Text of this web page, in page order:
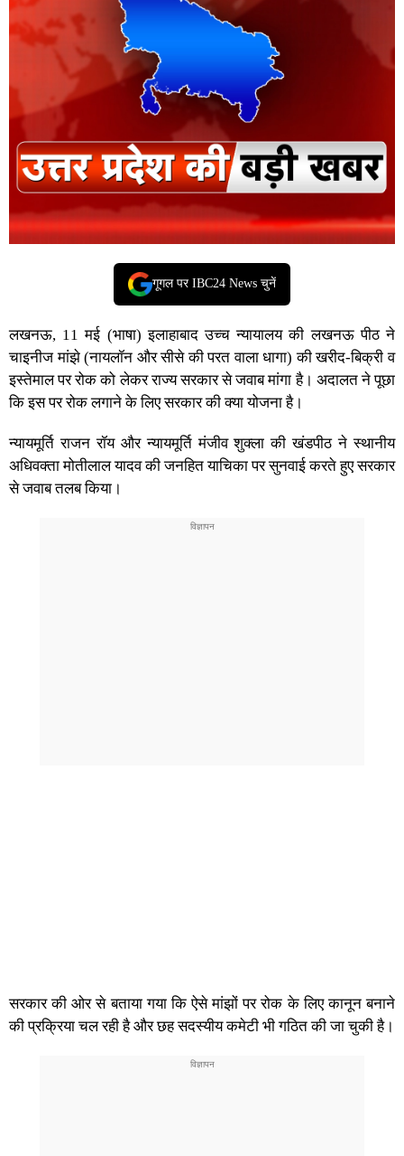
गूगल पर IBC24 News चुनें
लखनऊ, 11 मई (भाषा) इलाहाबाद उच्च न्यायालय की लखनऊ पीठ ने
चाइनीज मांझे (नायलॉन और सीसे की परत वाला धागा) की खरीद-बिक्री व
इस्तेमाल पर रोक को लेकर राज्य सरकार से जवाब मांगा है। अदालत ने पूछा
कि इस पर रोक लगाने के लिए सरकार की क्या योजना है।
न्यायमूर्ति राजन रॉय और न्यायमूर्ति मंजीव शुक्ला की खंडपीठ ने स्थानीय
अधिवक्ता मोतीलाल यादव की जनहित याचिका पर सुनवाई करते हुए सरकार
से जवाब तलब किया।
सरकार की ओर से बताया गया कि ऐसे मांझों पर रोक के लिए कानून बनाने
की प्रक्रिया चल रही है और छह सदस्यीय कमेटी भी गठित की जा चुकी है।